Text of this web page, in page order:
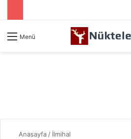
Menü
Anasayfa / İlmihal